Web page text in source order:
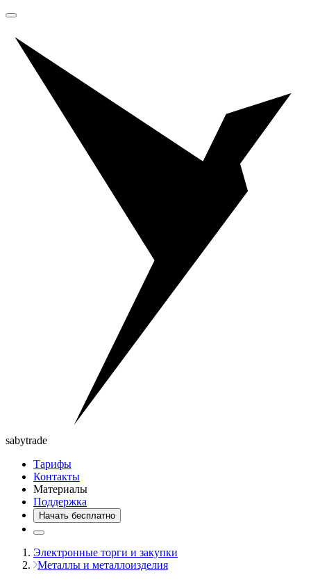
sabytrade
Тарифы
Контакты
Материалы
Поддержка
Начать бесплатно
Электронные торги и закупки
Металлы и металлоизделия